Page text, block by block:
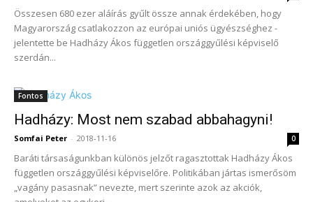
Összesen 680 ezer aláírás gyűlt össze annak érdekében, hogy
Magyarország csatlakozzon az európai uniós ügyészséghez -
jelentette be Hadházy Ákos független országgyűlési képviselő
szerdán...
Fontos
Hadházy: Most nem szabad abbahagyni!
Somfai Peter - 2018-11-16 0
Baráti társaságunkban különös jelzőt ragasztottak Hadházy Ákos
független országgyűlési képviselőre. Politikában jártas ismerősöm
„vagány pasasnak” nevezte, mert szerinte azok az akciók,